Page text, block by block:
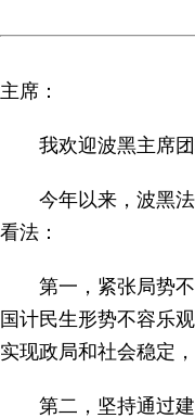
主席：
我欢迎波黑主席
今年以来，波黑
看法：
第一，紧张局势
国计民生形势不容乐
实现政局和社会稳定
第二，坚持通过